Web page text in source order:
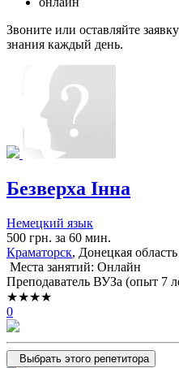
Звоните или оставляйте
знания каждый день.
Безверха Інна
Немецкий язык
500 грн. за 60 мин.
Краматорск, Донецкая область
Места занятий: Онлайн
Преподаватель ВУЗа (опыт 7
★★★★
0
Выбрать этого репетитора